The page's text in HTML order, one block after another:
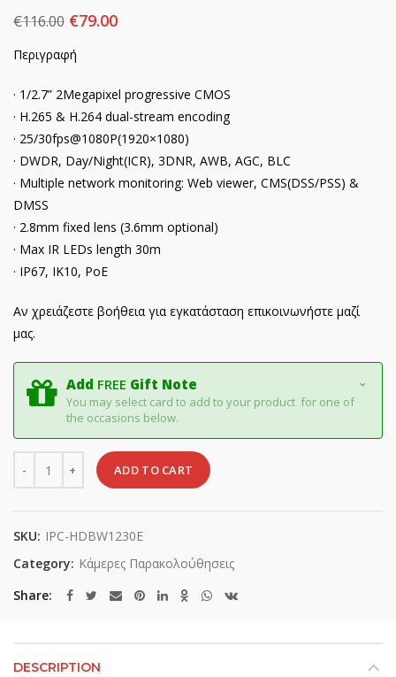
€116.00 €79.00
Περιγραφή
· 1/2.7” 2Megapixel progressive CMOS
· H.265 & H.264 dual-stream encoding
· 25/30fps@1080P(1920×1080)
· DWDR, Day/Night(ICR), 3DNR, AWB, AGC, BLC
· Multiple network monitoring: Web viewer, CMS(DSS/PSS) &
DMSS
· 2.8mm fixed lens (3.6mm optional)
· Max IR LEDs length 30m
· IP67, IK10, PoE
Αν χρειάζεστε βοήθεια για εγκατάσταση επικοινωνήστε μαζί
μας.
Add FREE Gift Note
You may select card to add to your product for one of
the occasions below.
ADD TO CART
SKU: IPC-HDBW1230E
Category: Κάμερες Παρακολούθησεις
Share
DESCRIPTION